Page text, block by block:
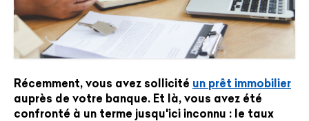
Récemment, vous avez sollicité un prêt immobilier
auprès de votre banque. Et là, vous avez été
confronté à un terme jusqu'ici inconnu : le taux